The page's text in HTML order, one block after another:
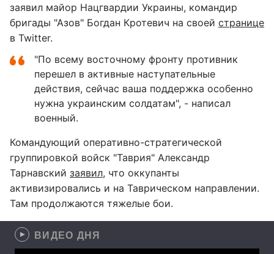
заявил майор Нацгвардии Украины, командир
бригады "Азов" Богдан Кротевич на своей странице
в Twitter.
"По всему восточному фронту противник
перешел в активные наступательные
действия, сейчас ваша поддержка особенно
нужна украинским солдатам", - написал
военный.
Командующий оперативно-стратегической
группировкой войск "Таврия" Александр
Тарнавский заявил, что оккупанты
активизировались и на Таврическом направлении.
Там продолжаются тяжелые бои.
ВИДЕО ДНЯ